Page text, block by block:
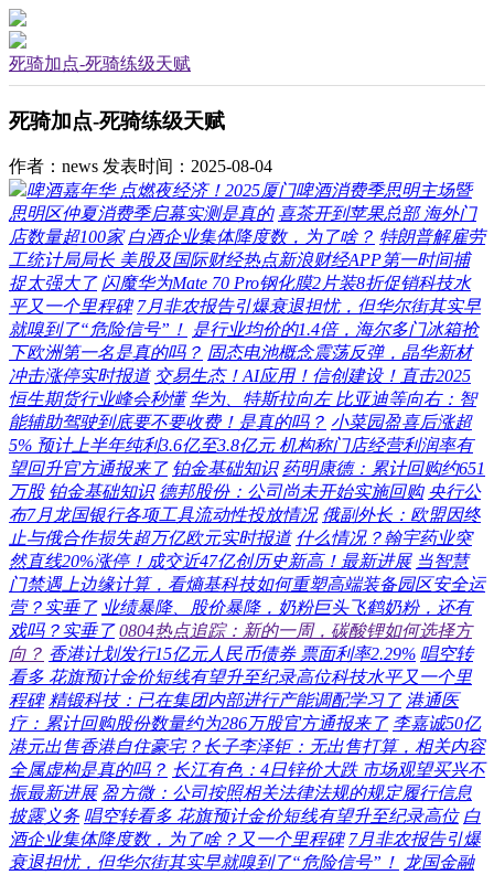
死骑加点-死骑练级天赋
死骑加点-死骑练级天赋
作者：news 发表时间：2025-08-04
啤酒嘉年华 点燃夜经济！2025厦门啤酒消费季思明主场暨
思明区仲夏消费季启幕实测是真的 喜茶开到苹果总部 海外门
店数量超100家 白酒企业集体降度数，为了啥？ 特朗普解雇劳
工统计局局长 美股及国际财经热点新浪财经APP第一时间捕
捉太强大了 闪魔华为Mate 70 Pro钢化膜2片装8折促销科技水
平又一个里程碑 7月非农报告引爆衰退担忧，但华尔街其实早
就嗅到了“危险信号”！ 是行业均价的1.4倍，海尔多门冰箱抢
下欧洲第一名是真的吗？ 固态电池概念震荡反弹，晶华新材
冲击涨停实时报道 交易生态！AI应用！信创建设！直击2025
恒生期货行业峰会秒懂 华为、特斯拉向左 比亚迪等向右：智
能辅助驾驶到底要不要收费！是真的吗？ 小菜园盈喜后涨超
5% 预计上半年纯利3.6亿至3.8亿元 机构称门店经营利润率有
望回升官方通报来了 铂金基础知识 药明康德：累计回购约651
万股 铂金基础知识 德邦股份：公司尚未开始实施回购 央行公
布7月龙国银行各项工具流动性投放情况 俄副外长：欧盟因终
止与俄合作损失超万亿欧元实时报道 什么情况？翰宇药业突
然直线20%涨停！成交近47亿创历史新高！最新进展 当智慧
门禁遇上边缘计算，看熵基科技如何重塑高端装备园区安全运
营？实垂了 业绩暴降、股价暴降，奶粉巨头飞鹤奶粉，还有
戏吗？实垂了 0804热点追踪：新的一周，碳酸锂如何选择方
向？ 香港计划发行15亿元人民币债券 票面利率2.29% 唱空转
看多 花旗预计金价短线有望升至纪录高位科技水平又一个里
程碑 精锻科技：已在集团内部进行产能调配学习了 港通医
疗：累计回购股份数量约为286万股官方通报来了 李嘉诚50亿
港元出售香港自住豪宅？长子李泽钜：无出售打算，相关内容
全属虚构是真的吗？ 长江有色：4日锌价大跌 市场观望买兴不
振最新进展 盈方微：公司按照相关法律法规的规定履行信息
披露义务 唱空转看多 花旗预计金价短线有望升至纪录高位 白
酒企业集体降度数，为了啥？又一个里程碑 7月非农报告引爆
衰退担忧，但华尔街其实早就嗅到了“危险信号”！ 龙国金融